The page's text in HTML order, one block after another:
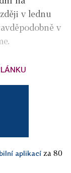
v lednu
v
aplikací za 80